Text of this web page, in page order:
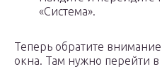
«Система».
Теперь обратите
окна. Там нужно перейти в